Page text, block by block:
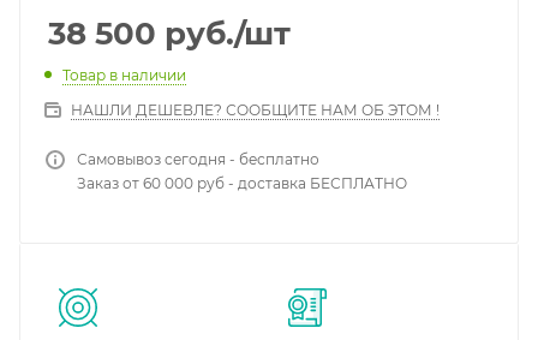
38 500 руб./шт
Товар в наличии
НАШЛИ ДЕШЕВЛЕ? СООБЩИТЕ НАМ ОБ ЭТОМ !
Самовывоз сегодня - бесплатно
Заказ от 60 000 руб - доставка БЕСПЛАТНО